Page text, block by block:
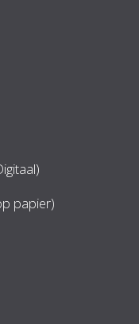
papier)